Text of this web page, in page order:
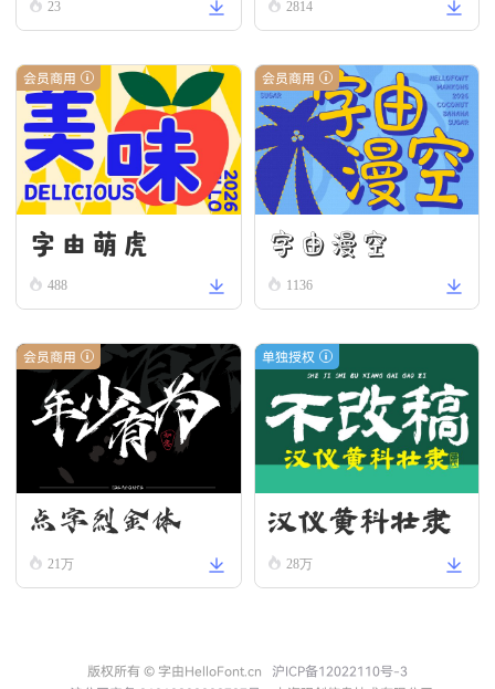
23 2814
会员商用
字由萌虎
488
会员商用
字由漫空
1136
会员商用
点字烈金体
21万
单独授权
汉仪黄科壮隶
W28万
版权所有 © 字由HelloFont.cn
沪ICP备12022110号-3